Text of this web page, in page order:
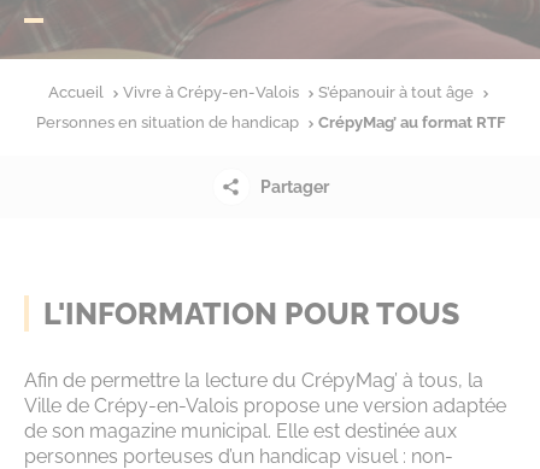
Accueil Vivre à Crépy-en-Valois
S’épanouir à tout âge
Personnes en situation de handicap
CrépyMag’ au format RTF
Partager
L'INFORMATION POUR TOUS
Afin de permettre la lecture du CrépyMag’ à tous, la
Ville de Crépy-en-Valois propose une version adaptée
de son magazine municipal. Elle est destinée aux
personnes porteuses d’un handicap visuel : non-